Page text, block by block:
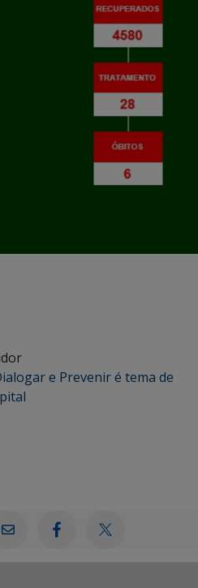
e Prevenir é tema de